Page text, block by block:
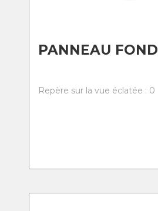
PANNEAU FOND
Repère sur la vue éclatée : 0